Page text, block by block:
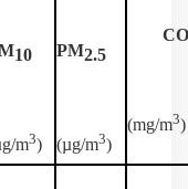
10
m3)
PM2.5
(µg/m3)
CO
(mg/m3)